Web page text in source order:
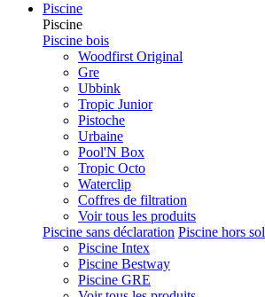
Piscine
Piscine
Piscine bois
Woodfirst Original
Gre
Ubbink
Tropic Junior
Pistoche
Urbaine
Pool'N Box
Tropic Octo
Waterclip
Coffres de filtration
Voir tous les produits
Piscine sans déclaration Piscine hors sol
Piscine Intex
Piscine Bestway
Piscine GRE